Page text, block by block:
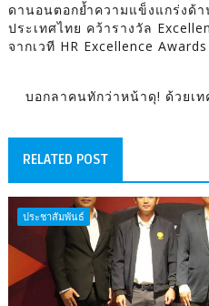
ดานอนตอกย้ำความแข็งแกร่งด้
ประเทศไทย คว้ารางวัล
จากเวที HR Excellence
บอกลาคนทักว่าหน้าดุ! ด้วยเท
RELATED POST
ประชาสัมพันธ์